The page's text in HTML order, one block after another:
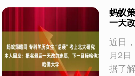
蚂蚁
一天
近日
月2
据了